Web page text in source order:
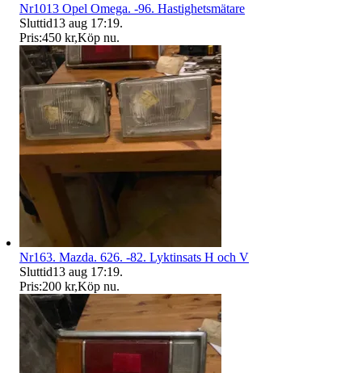
Nr1013 Opel Omega. -96. Hastighetsmätare
Sluttid13 aug 17:19.
Pris:450 kr,Köp nu.
Nr163. Mazda. 626. -82. Lyktinsats H och V
Sluttid13 aug 17:19.
Pris:200 kr,Köp nu.